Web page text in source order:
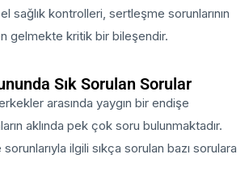
sağlık kontrolleri, sertleşme sorunlarının
gelmekte kritik bir bileşendir.
Sık Sorulan Sorular
arasında yaygın bir endişe
aklında pek çok soru bulunmaktadır.
ilgili sıkça sorulan bazı sorulara